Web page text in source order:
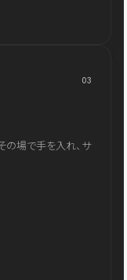
03
の場で手を入れ、サ